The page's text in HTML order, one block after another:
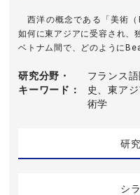
西洋の概念である「美術
如何に東アジアに受容され、
ベトナム間で、どのように
研究分野・
キーワード
フランス
史、東ア
術学
研
シ